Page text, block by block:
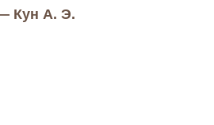
Кун А. Э.